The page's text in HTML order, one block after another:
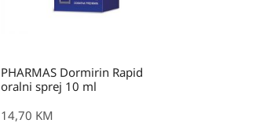
PHARMAS Dormirin Rapid
oralni sprej 10 ml
14,70 KM